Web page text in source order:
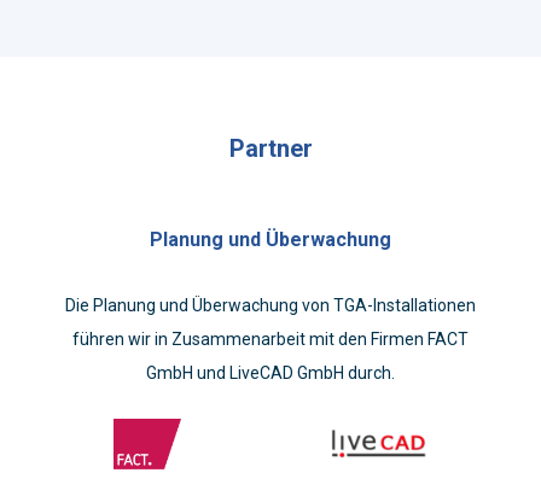
Partner
Planung und Überwachung
Die Planung und Überwachung von TGA-Installationen
führen wir in Zusammenarbeit mit den Firmen FACT
GmbH und LiveCAD GmbH durch.